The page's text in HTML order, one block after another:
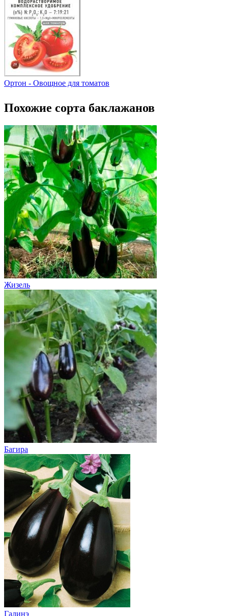
Ортон - Овощное для томатов
Похожие сорта баклажанов
Жизель
Багира
Галинэ